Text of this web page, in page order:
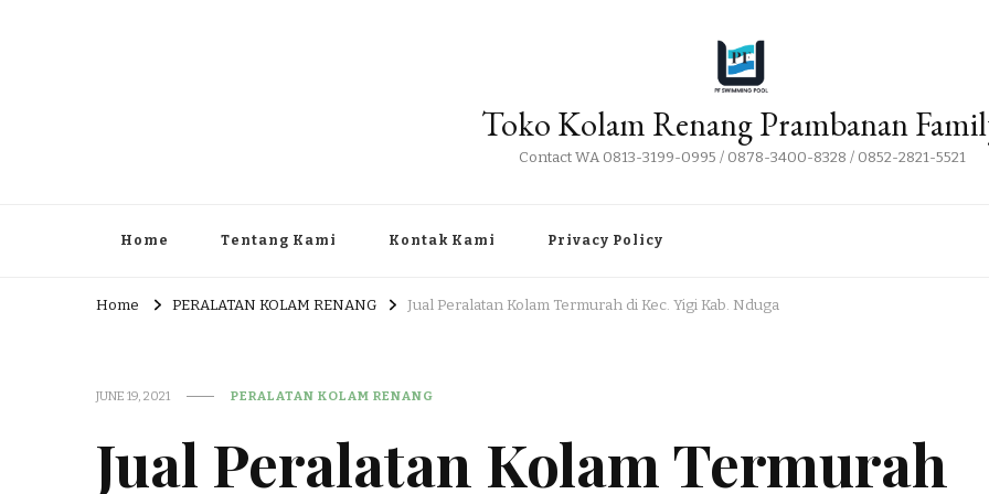
Toko Kolam Renang Prambanan
Contact WA 0813-3199-0995 / 0878-3400-8328 / 0852-2821-5521
Home Tentang Kami Kontak Kami Privacy Policy
Home PERALATAN KOLAM RENANG Jual Peralatan Kolam Termurah di Kec. Yigi Kab. Nduga
JUNE 19, 2021 PERALATAN KOLAM RENANG
Jual Peralatan Kolam Termurah